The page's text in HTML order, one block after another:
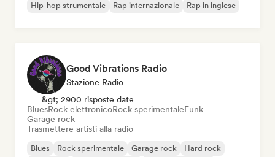
Hip-hop strumentale
Rap internazionale Rap in inglese
Good Vibrations Radio
Stazione Radio
&gt; 2900 risposte date
BluesRock elettronicoRock sperimentaleFunk
Garage rock
Trasmettere artisti alla radio
Blues Rock sperimentale Garage rock
Hard rock